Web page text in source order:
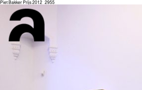
Piet Bakker Prijs 2012_2955